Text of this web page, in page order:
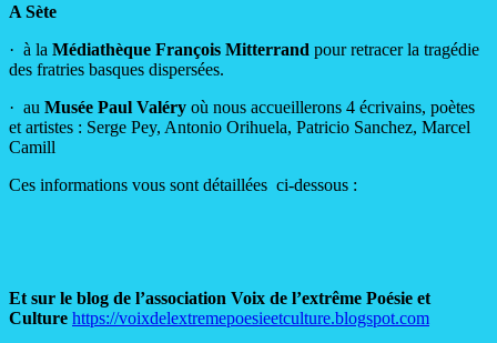
A Sète
· à la Médiathèque François Mitterrand pour retracer la tragédie
des fratries basques dispersées.
· au Musée Paul Valéry où nous accueillerons 4 écrivains, poètes
et artistes : Serge Pey, Antonio Orihuela, Patricio Sanchez, Marcel
Camill
Ces informations vous sont détaillées ci-dessous :
Et sur le blog de l’association Voix de l’extrême Poésie et
Culture https://voixdelextremepoesieetculture.blogspot.com